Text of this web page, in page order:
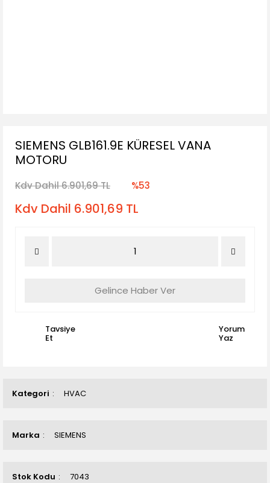
Kategori HVAC
Marka SIEMENS
Stok Kodu 7043
SIEMENS GLB161.9E KÜRESEL VANA
MOTORU
Kdv Dahil 6.901,69 TL %53
Kdv Dahil 6.901,69 TL
Gelince Haber Ver
Tavsiye
Et
Yorum
Yaz